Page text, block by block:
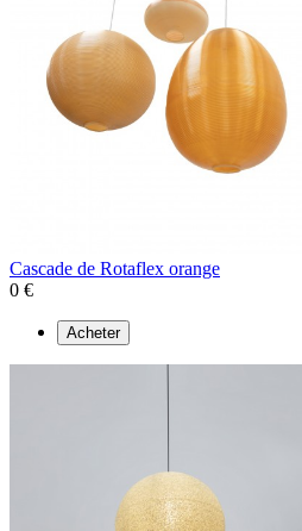
Cascade de Rotaflex orange
0 €
Acheter